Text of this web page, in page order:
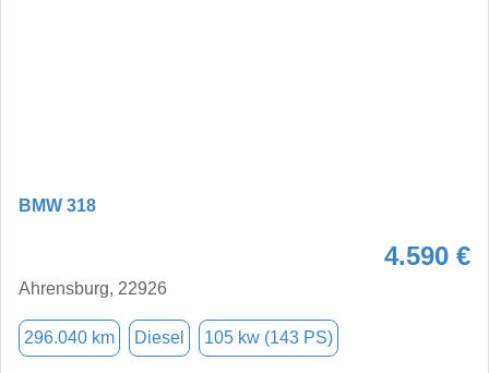
BMW 318
4.590 €
Ahrensburg, 22926
296.040 km Diesel 105 kw (143 PS)